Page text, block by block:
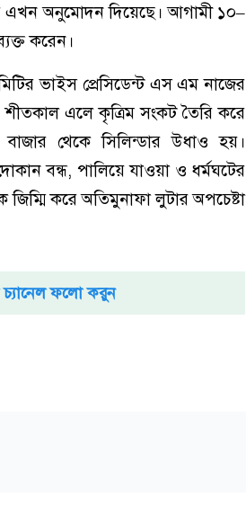
এখন অনুমোদন দিয়েছে। আগামী ১০–
করেন।
ভাইস প্রেসিডেন্ট এস এম নাজের
এলে কৃত্রিম সংকট তৈরি করে
থেকে সিলিন্ডার উধাও হয়।
বন্ধ, পালিয়ে যাওয়া ও ধর্মঘটের
করে অতিমুনাফা লুটার অপচেষ্টা
ফলো করুন